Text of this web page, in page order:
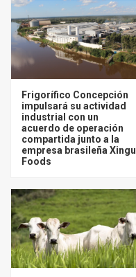
Frigorífico Concepción
impulsará su actividad
industrial con un
acuerdo de operación
compartida junto a la
empresa brasileña Xingu
Foods